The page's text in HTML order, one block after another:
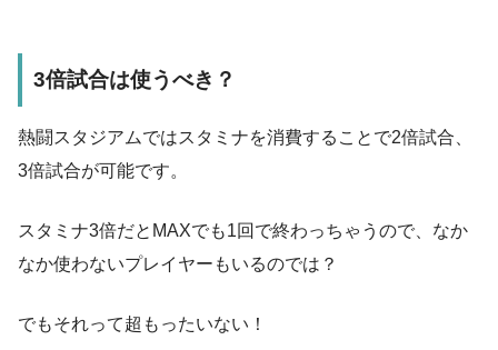
3倍試合は使うべき？
熱闘スタジアムではスタミナを消費することで2倍試合、
3倍試合が可能です。
スタミナ3倍だとMAXでも1回で終わっちゃうので、なか
なか使わないプレイヤーもいるのでは？
でもそれって超もったいない！